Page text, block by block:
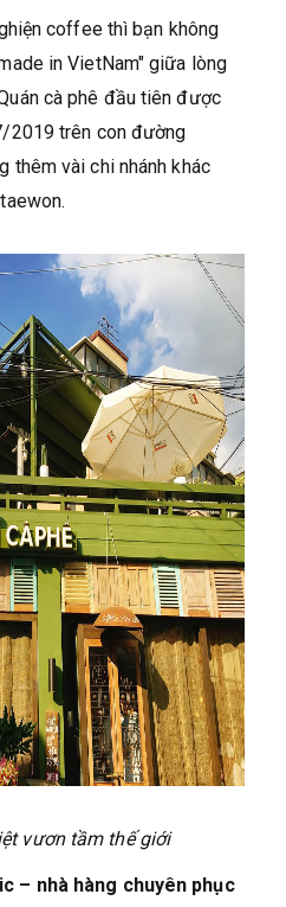
coffee thì bạn không
in VietNam" giữa lòng
cà phê đầu tiên được
2019 trên con đường
thêm vài chi nhánh khác
vươn tầm thế giới
– nhà hàng chuyên phục